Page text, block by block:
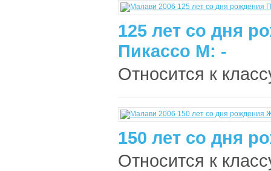
125 лет со дня
Пикассо М: -
Относится к
150 лет со дня
Относится к